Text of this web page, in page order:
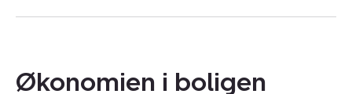
veludnyttede kvadratmeter med en funktionel og
Økonomien i boligen